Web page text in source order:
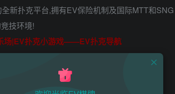
新扑克平台,拥有EV保险机制及国际MTT和SNG
技环境!
场|EV扑克小游戏——EV扑克导航
|EV扑克游戏网址发布页——EV扑克下载